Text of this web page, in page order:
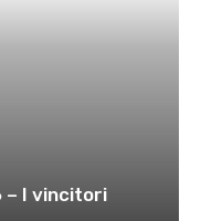
– I vincitori